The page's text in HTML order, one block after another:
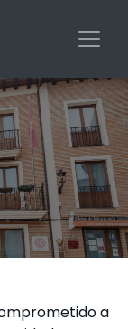
a